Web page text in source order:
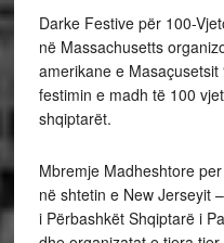
Darke Festive për 100-
në Massachusetts
amerikane e Masaçusetsit
festimin e madh të 100
shqiptarët.
Mbremje Madheshtore
në shtetin e New Jerseyit
i Përbashkët Shqiptarë i